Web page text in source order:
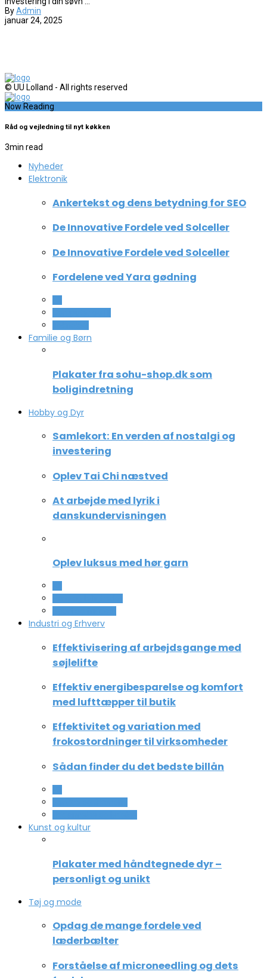
ByAdmin
januar 24, 2025
© UU Lolland - All rights reserved
Now Reading
Råd og vejledning til nyt køkken
3min read
Nyheder
Elektronik
Ankertekst og dens betydning for SEO
De Innovative Fordele ved Solceller
De Innovative Fordele ved Solceller
Fordelene ved Yara gødning
Familie og Børn
Plakater fra sohu-shop.dk som
boligindretning
Hobby og Dyr
Samlekort: En verden af nostalgi og
investering
Oplev Tai Chi næstved
At arbejde med lyrik i
danskundervisningen
Oplev luksus med hør garn
Industri og Erhverv
Effektivisering af arbejdsgange med
søjlelifte
Effektiv energibesparelse og komfort
med lufttæpper til butik
Effektivitet og variation med
frokostordninger til virksomheder
Sådan finder du det bedste billån
Kunst og kultur
Plakater med håndtegnede dyr –
personligt og unikt
Tøj og mode
Opdag de mange fordele ved
læderbælter
Forståelse af microneedling og dets